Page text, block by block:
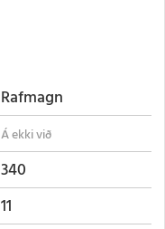
Rafmagn
340
11